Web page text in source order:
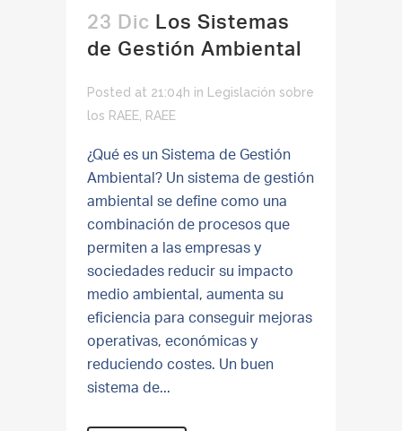
23 Dic Los Sistemas
de Gestión Ambiental
Posted at 21:04h in Legislación sobre
los RAEE, RAEE
¿Qué es un Sistema de Gestión
Ambiental? Un sistema de gestión
ambiental se define como una
combinación de procesos que
permiten a las empresas y
sociedades reducir su impacto
medio ambiental, aumenta su
eficiencia para conseguir mejoras
operativas, económicas y
reduciendo costes. Un buen
sistema de...